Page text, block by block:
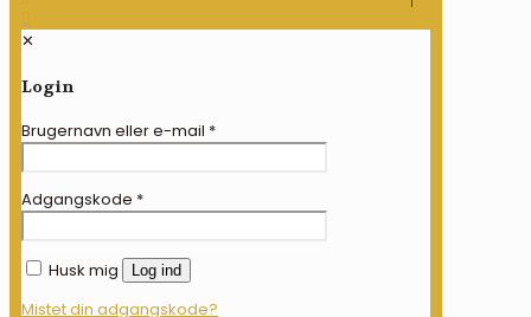
✕
Login
Brugernavn eller e-mail *
Adgangskode *
Husk mig Log ind
Mistet din adgangskode?